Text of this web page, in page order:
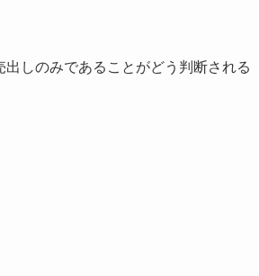
しのみであることがどう判断される